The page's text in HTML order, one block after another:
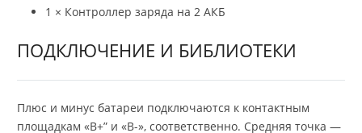
1 × Контроллер заряда на 2 АКБ
ПОДКЛЮЧЕНИЕ И БИБЛИОТЕКИ
Плюс и минус батареи подключаются к контактным
площадкам «B+” и «B-», соответственно. Средняя точка —